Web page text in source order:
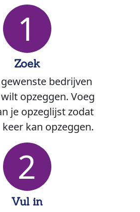
1
Zoek
bedrijven
opzeggen. Voeg
je opzeglijst zodat
keer kan opzeggen.
2
Vul in